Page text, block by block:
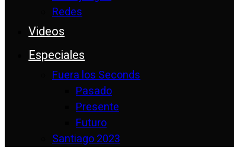
Redes
Videos
Especiales
Fuera los Seconds
Pasado
Presente
Futuro
Santiago 2023